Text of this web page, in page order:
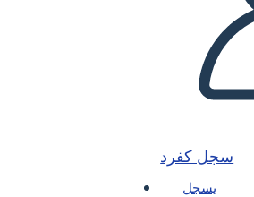
سجل كفرد
يسجل